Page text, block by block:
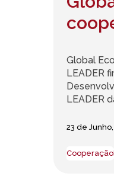
Global
LEADER
LEADER
23 de Junho,
Cooperação